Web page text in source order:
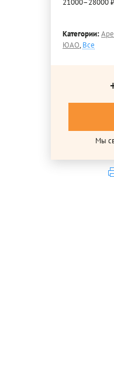
21000–28000 ₽
Категории:
ЮАО,Все
Мы